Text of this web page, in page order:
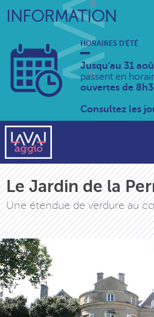
INFORMATION
HORAIRES D'ÉTÉ
Jusqu'au 31
passent en
ouvertes de
Consultez les
Le Jardin de la
Une étendue de verdure au